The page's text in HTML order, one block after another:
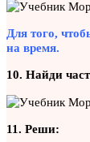
Для того,
на время.
10. Найди
11. Реши: